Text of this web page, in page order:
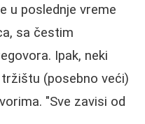
u poslednje vreme
sa čestim
Ipak, neki
(posebno veći)
"Sve zavisi od